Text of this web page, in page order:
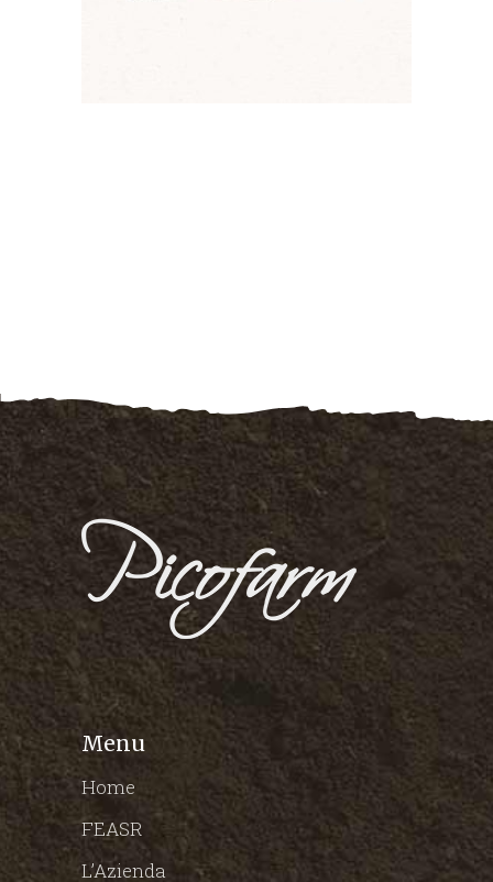
Menu
Home
FEASR
L’Azienda